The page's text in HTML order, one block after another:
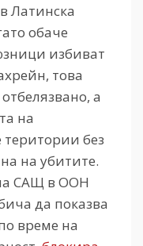
Латинска
обаче
избиват
това
а
на
без
на убитите.
САЩ в ООН
да показва
време на